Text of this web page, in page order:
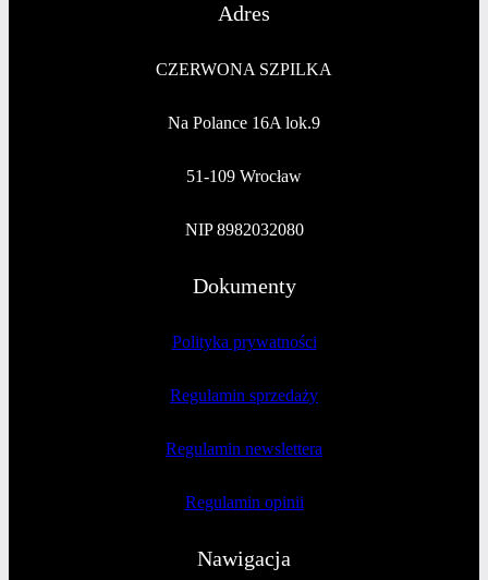
Adres
CZERWONA SZPILKA
Na Polance 16A lok.9
51-109 Wrocław
NIP 8982032080
Dokumenty
Polityka prywatności
Regulamin sprzedaży
Regulamin newslettera
Regulamin opinii
Nawigacja